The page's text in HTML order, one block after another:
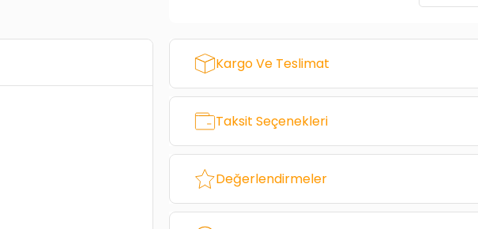
Kargo Ve Teslimat
Taksit Seçenekleri
Değerlendirmeler